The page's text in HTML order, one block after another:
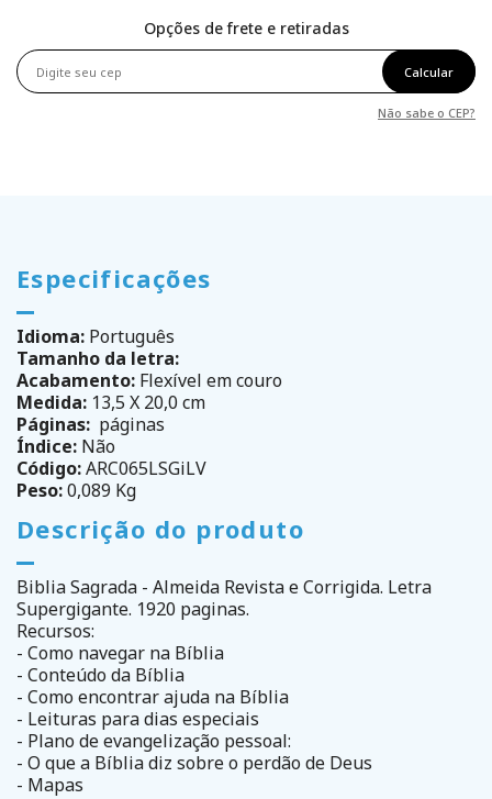
Opções de frete e retiradas
Calcular
Não sabe o CEP?
Especificações
Idioma: Português
Tamanho da letra:
Acabamento: Flexível em couro
Medida: 13,5 X 20,0 cm
Páginas: páginas
Índice: Não
Código:ARC065LSGiLV
Peso:0,089 Kg
Descrição do produto
Biblia Sagrada - Almeida Revista e Corrigida. Letra
Supergigante. 1920 paginas.
Recursos:
- Como navegar na Bíblia
- Conteúdo da Bíblia
- Como encontrar ajuda na Bíblia
- Leituras para dias especiais
- Plano de evangelização pessoal:
- O que a Bíblia diz sobre o perdão de Deus
- Mapas